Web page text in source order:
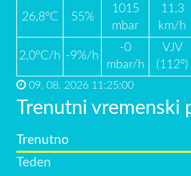
26,8°C 55%
1015
mbar
11,3
km/h
2,0°C/h -9%/h
-0
mbar/h
VJV
(112°)
09. 08. 2026 11:25:00
Trenutni vremenski
Trenutno
Teden